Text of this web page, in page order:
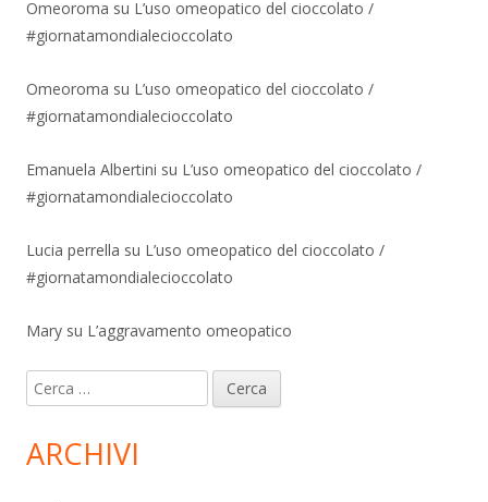
Omeoroma su L’uso omeopatico del cioccolato /
#giornatamondialecioccolato
Omeoroma su L’uso omeopatico del cioccolato /
#giornatamondialecioccolato
Emanuela Albertini su L’uso omeopatico del cioccolato /
#giornatamondialecioccolato
Lucia perrella su L’uso omeopatico del cioccolato /
#giornatamondialecioccolato
Mary su L’aggravamento omeopatico
Ricerca
per:
ARCHIVI